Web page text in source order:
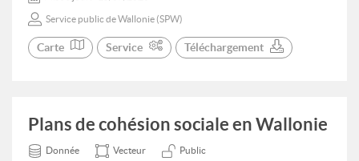
Service public de Wallonie (SPW)
Carte Service Téléchargement
Plans de cohésion sociale en Wallonie
Donnée Vecteur Public